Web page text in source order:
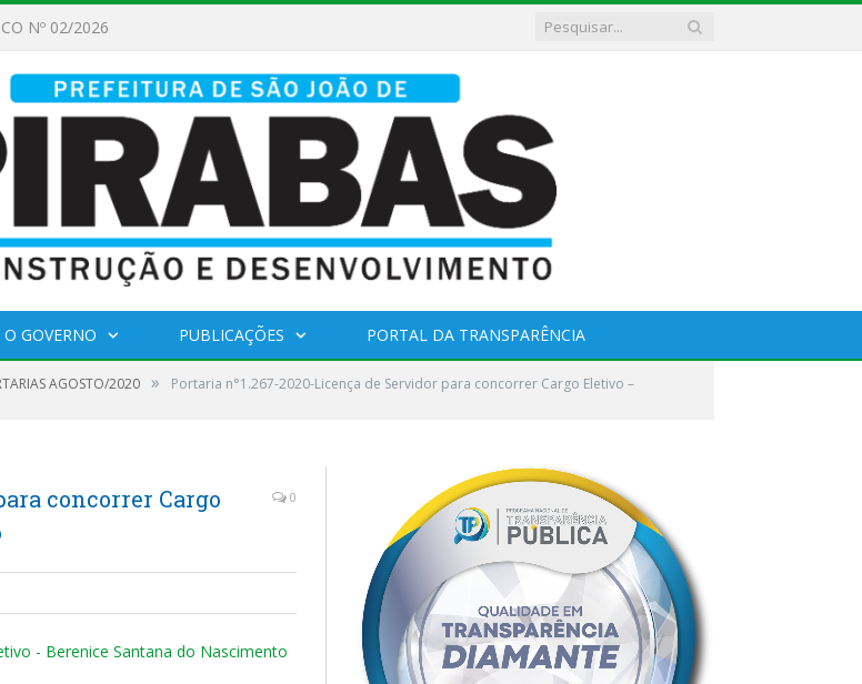
Nº 02/2026
O GOVERNO PUBLICAÇÕES PORTAL DA TRANSPARÊNCIA
AGOSTO/2020 » Portaria n°1.267-2020-Licença de Servidor para concorrer Cargo Eletivo –
concorrer Cargo
0
- Berenice Santana do Nascimento